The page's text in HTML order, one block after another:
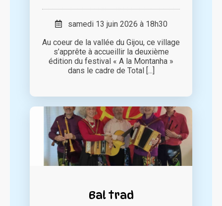
samedi 13 juin 2026 à 18h30
Au coeur de la vallée du Gijou, ce village
s’apprête à accueillir la deuxième
édition du festival « A la Montanha »
dans le cadre de Total [...]
Bal trad